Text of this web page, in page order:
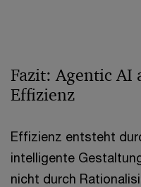
Fazit: Agentic AI
Effizienz
Effizienz entsteht
intelligente
nicht durch